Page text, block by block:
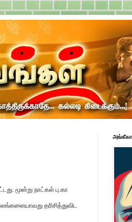
மூன்று நாட்கள் பு.கா
தரிசித்துவிட